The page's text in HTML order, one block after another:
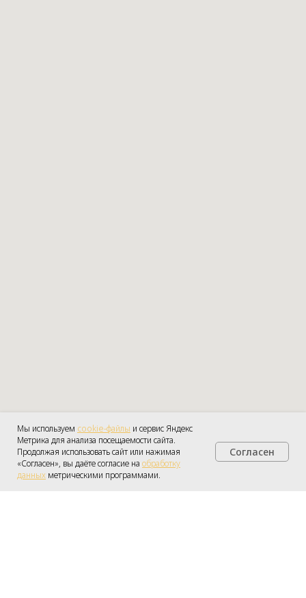
Мы используем cookie-файлы и сервис Яндекс
Метрика для анализа посещаемости сайта.
Продолжая использовать сайт или нажимая
«Согласен», вы даёте согласие на обработку
данных метрическими программами.
Согласен